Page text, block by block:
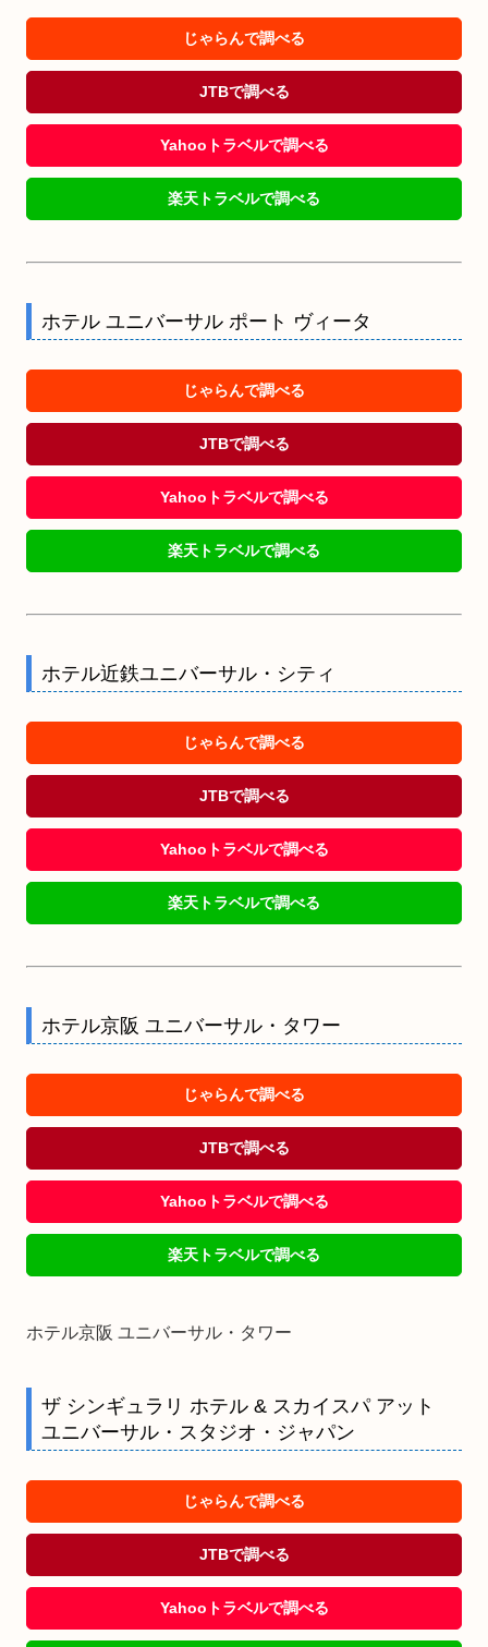
じゃらんで調べる
JTBで調べる
Yahooトラベルで調べる
楽天トラベルで調べる
ホテル ユニバーサル ポート ヴィータ
じゃらんで調べる
JTBで調べる
Yahooトラベルで調べる
楽天トラベルで調べる
ホテル近鉄ユニバーサル・シティ
じゃらんで調べる
JTBで調べる
Yahooトラベルで調べる
楽天トラベルで調べる
ホテル京阪 ユニバーサル・タワー
じゃらんで調べる
JTBで調べる
Yahooトラベルで調べる
楽天トラベルで調べる
ホテル京阪 ユニバーサル・タワー
ザ シンギュラリ ホテル & スカイスパ アット
ユニバーサル・スタジオ・ジャパン
じゃらんで調べる
JTBで調べる
Yahooトラベルで調べる